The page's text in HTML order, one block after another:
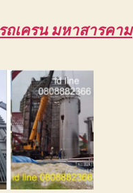
ถเครน มหาสารคาม